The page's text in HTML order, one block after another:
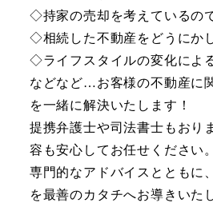
◇持家の売却を考えているの
◇相続した不動産をどうにか
◇ライフスタイルの変化によ
などなど…お客様の不動産に
を一緒に解決いたします！
提携弁護士や司法書士もおり
容も安心してお任せください。
専門的なアドバイスとともに
を最善のカタチへお導きいた